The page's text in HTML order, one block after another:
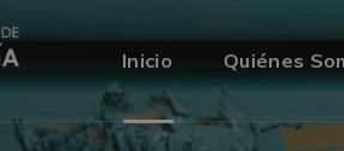
Inicio Quiénes